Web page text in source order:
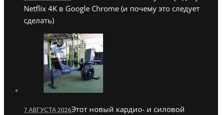
Netflix 4K в Google Chrome (и почему это следует
сделать)
7 АВГУСТА 2026Этот новый кардио- и силовой